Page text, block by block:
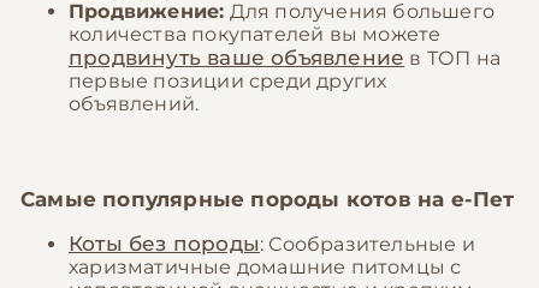
Продвижение: Для получения большего
количества покупателей вы можете
продвинуть ваше объявление в ТОП на
первые позиции среди других
объявлений.
Самые популярные породы котов на е-Пет
Коты без породы: Сообразительные и
харизматичные домашние питомцы с